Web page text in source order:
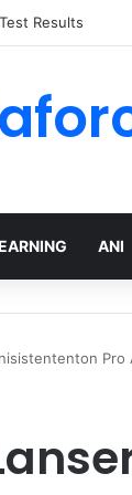
Results
ANI
Pro